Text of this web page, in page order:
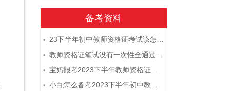
备考资料
• 23下半年初中教师资格证考试该怎么复习？
• 教师资格证笔试没有一次性全通过下次需要重新报考吗？
• 宝妈报考2023下半年教师资格证需要报班备考吗？
• 小白怎么备考2023下半年初中教师资格证笔试？